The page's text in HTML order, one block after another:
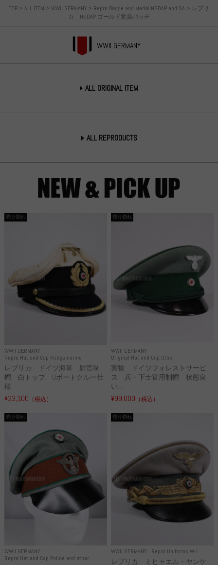
TOP > ALL ITEM > WWII GERMANY > Repro Badge and Medal NSDAP and SA > レプリ
カ NSDAP ゴールド党員バッチ
WWII GERMANY
ALL ORIGINAL ITEM
ALL REPRODUCTS
WWII GERMANY
Repro Hat and Cap Kriegsmarine
売り切れ
レプリカ ドイツ海軍 尉官制
帽 白トップ Uボートクルー仕
様
¥23,100 （税込）
WWII GERMANY
Original Hat and Cap Other
売り切れ
実物 ドイツフォレストサービ
ス 兵・下士官用制帽 状態良
い...
¥99,000 （税込）
WWII GERMANY
Repro Hat and Cap Police and other
売り切れ
WWII GERMANY Repro Uniforms WH
売り切れ
レプリカ ミヒャエル・ヤンケ